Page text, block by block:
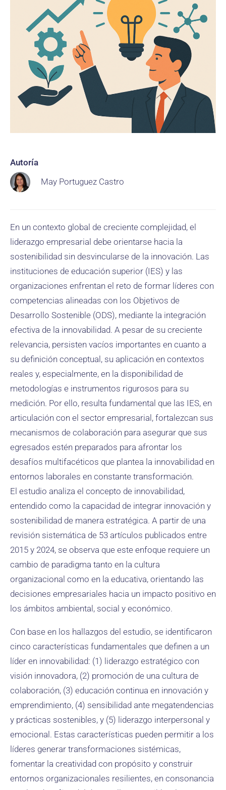
Autoría
May Portuguez Castro
En un contexto global de creciente complejidad, el
liderazgo empresarial debe orientarse hacia la
sostenibilidad sin desvincularse de la innovación. Las
instituciones de educación superior (IES) y las
organizaciones enfrentan el reto de formar líderes con
competencias alineadas con los Objetivos de
Desarrollo Sostenible (ODS), mediante la integración
efectiva de la innovabilidad. A pesar de su creciente
relevancia, persisten vacíos importantes en cuanto a
su definición conceptual, su aplicación en contextos
reales y, especialmente, en la disponibilidad de
metodologías e instrumentos rigurosos para su
medición. Por ello, resulta fundamental que las IES, en
articulación con el sector empresarial, fortalezcan sus
mecanismos de colaboración para asegurar que sus
egresados estén preparados para afrontar los
desafíos multifacéticos que plantea la innovabilidad en
entornos laborales en constante transformación.
El estudio analiza el concepto de innovabilidad,
entendido como la capacidad de integrar innovación y
sostenibilidad de manera estratégica. A partir de una
revisión sistemática de 53 artículos publicados entre
2015 y 2024, se observa que este enfoque requiere un
cambio de paradigma tanto en la cultura
organizacional como en la educativa, orientando las
decisiones empresariales hacia un impacto positivo en
los ámbitos ambiental, social y económico.
Con base en los hallazgos del estudio, se identificaron
cinco características fundamentales que definen a un
líder en innovabilidad: (1) liderazgo estratégico con
visión innovadora, (2) promoción de una cultura de
colaboración, (3) educación continua en innovación y
emprendimiento, (4) sensibilidad ante megatendencias
y prácticas sostenibles, y (5) liderazgo interpersonal y
emocional. Estas características pueden permitir a los
líderes generar transformaciones sistémicas,
fomentar la creatividad con propósito y construir
entornos organizacionales resilientes, en consonancia